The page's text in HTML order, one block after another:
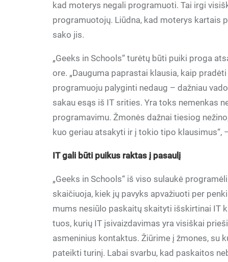
kad moterys negali programuoti. Tai irgi
programuotojų. Liūdna, kad moterys kartais
sako jis.
„Geeks in Schools“ turėtų būti puiki proga
ore. „Dauguma paprastai klausia, kaip
programuoju palyginti nedaug – dažniau
sakau esąs iš IT srities. Yra toks nemenkas
programavimu. Žmonės dažnai tiesiog
kuo geriau atsakyti ir į tokio tipo klausimus“,
IT gali būti puikus raktas į pasaulį
„Geeks in Schools“ iš viso sulaukė
skaičiuoja, kiek jų pavyks apvažiuoti per
mums nesiūlo paskaitų skaityti išskirtinai IT
tuos, kurių IT įsivaizdavimas yra visiškai
asmeninius kontaktus. Žiūrime į žmones, su
pateikti turinį. Labai svarbu, kad paskaitos